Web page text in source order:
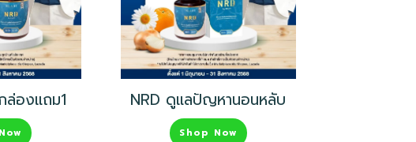
ล่องแถม1 NRD ดูแลปัญหานอนหลับ
Shop Now